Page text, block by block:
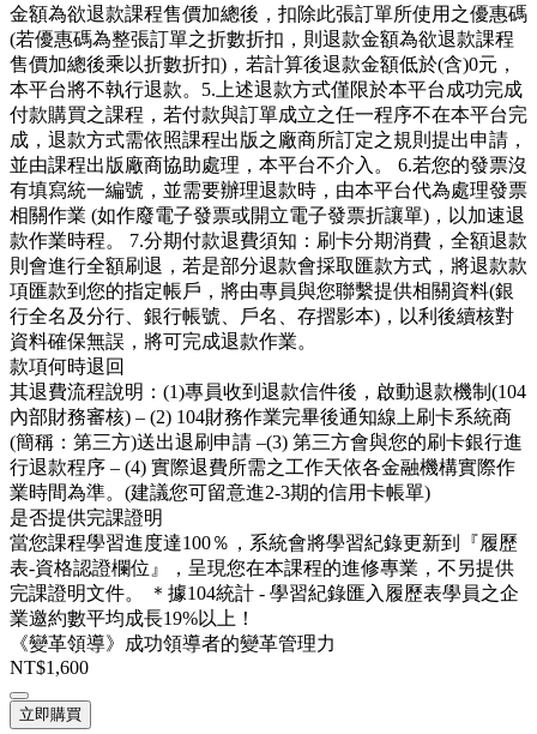
金額為欲退款課程售價加總後，扣除此張訂單所使用之優惠碼
(若優惠碼為整張訂單之折數折扣，則退款金額為欲退款課程
售價加總後乘以折數折扣)，若計算後退款金額低於(含)0元，
本平台將不執行退款。5.上述退款方式僅限於本平台成功完成
付款購買之課程，若付款與訂單成立之任一程序不在本平台完
成，退款方式需依照課程出版之廠商所訂定之規則提出申請，
並由課程出版廠商協助處理，本平台不介入。 6.若您的發票沒
有填寫統一編號，並需要辦理退款時，由本平台代為處理發票
相關作業 (如作廢電子發票或開立電子發票折讓單)，以加速退
款作業時程。 7.分期付款退費須知：刷卡分期消費，全額退款
則會進行全額刷退，若是部分退款會採取匯款方式，將退款款
項匯款到您的指定帳戶，將由專員與您聯繫提供相關資料(銀
行全名及分行、銀行帳號、戶名、存摺影本)，以利後續核對
資料確保無誤，將可完成退款作業。
款項何時退回
其退費流程說明：(1)專員收到退款信件後，啟動退款機制(104
內部財務審核) – (2) 104財務作業完畢後通知線上刷卡系統商
(簡稱：第三方)送出退刷申請 –(3) 第三方會與您的刷卡銀行進
行退款程序 – (4) 實際退費所需之工作天依各金融機構實際作
業時間為準。(建議您可留意進2-3期的信用卡帳單)
是否提供完課證明
當您課程學習進度達100％，系統會將學習紀錄更新到『履歷
表-資格認證欄位』，呈現您在本課程的進修專業，不另提供
完課證明文件。 ＊據104統計 - 學習紀錄匯入履歷表學員之企
業邀約數平均成長19%以上！
《變革領導》成功領導者的變革管理力
NT$1,600
立即購買